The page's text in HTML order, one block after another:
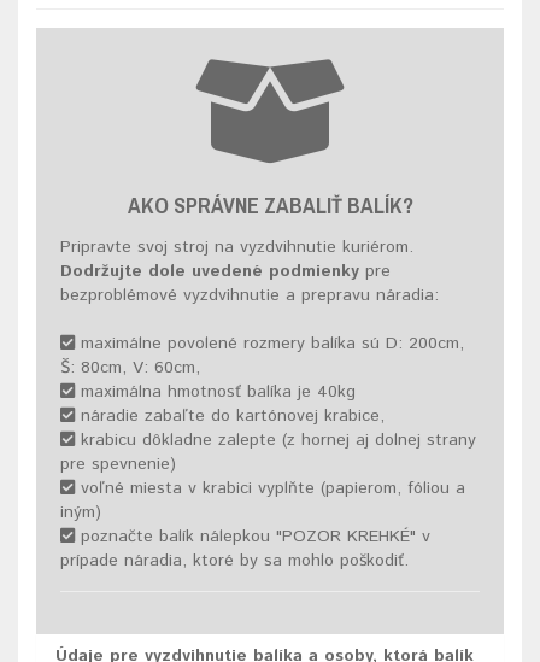
AKO SPRÁVNE ZABALIŤ BALÍK?
Pripravte svoj stroj na vyzdvihnutie kuriérom.
Dodržujte dole uvedené podmienky pre
bezproblémové vyzdvihnutie a prepravu náradia:
maximálne povolené rozmery balíka sú D: 200cm,
Š: 80cm, V: 60cm,
maximálna hmotnosť balíka je 40kg
náradie zabaľte do kartónovej krabice,
krabicu dôkladne zalepte (z hornej aj dolnej strany
pre spevnenie)
voľné miesta v krabici vyplňte (papierom, fóliou a
iným)
poznačte balík nálepkou "POZOR KREHKÉ" v
prípade náradia, ktoré by sa mohlo poškodiť.
Údaje pre vyzdvihnutie balíka a osoby, ktorá balík